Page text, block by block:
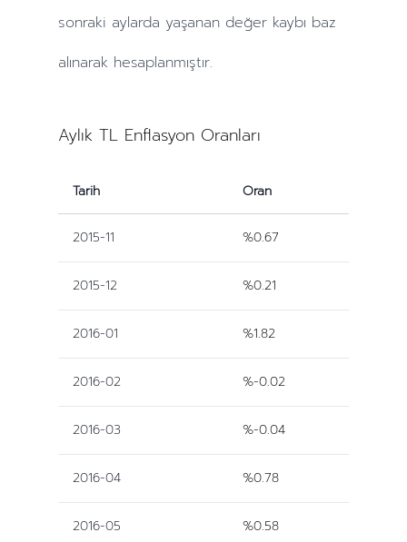
sonraki aylarda yaşanan değer kaybı baz
alınarak hesaplanmıştır.
Aylık TL Enflasyon Oranları
Tarih Oran
2015-11 %0.67
2015-12 %0.21
2016-01 %1.82
2016-02 %-0.02
2016-03 %-0.04
2016-04 %0.78
2016-05 %0.58